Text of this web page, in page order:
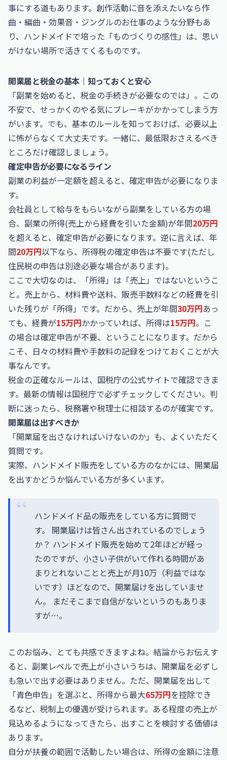
事にする道もあります。創作活動に音を添えたいなら作
曲・編曲・効果音・ジングルのお仕事のような分野もあ
り、ハンドメイドで培った「ものづくりの感性」は、思い
がけない場所で活きてくるものです。
開業届と税金の基本｜知っておくと安心
「副業を始めると、税金の手続きが必要なのでは」。この
不安で、せっかくのやる気にブレーキがかかってしまう方
がいます。でも、基本のルールを知っておけば、必要以上
に怖がらなくて大丈夫です。一緒に、最低限おさえるべき
ところだけ確認しましょう。
確定申告が必要になるライン
副業の利益が一定額を超えると、確定申告が必要になりま
す。
会社員として給与をもらいながら副業をしている方の場
合、副業の所得(売上から経費を引いた金額)が年間20万円
を超えると、確定申告が必要になります。逆に言えば、年
間20万円以下なら、所得税の確定申告は不要です(ただし
住民税の申告は別途必要な場合があります)。
ここで大切なのは、「所得」は「売上」ではないというこ
と。売上から、材料費や送料、販売手数料などの経費を引
いた残りが「所得」です。だから、売上が年間30万円あっ
ても、経費が15万円かかっていれば、所得は15万円。こ
の場合は確定申告が不要、ということになります。だから
こそ、日々の材料費や手数料の記録をつけておくことが大
事なんです。
税金の正確なルールは、国税庁の公式サイトで確認できま
す。最新の情報は国税庁で必ずチェックしてください。判
断に迷ったら、税務署や税理士に相談するのが確実です。
開業届は出すべきか
「開業届を出さなければいけないのか」も、よくいただく
質問です。
実際、ハンドメイド販売をしている方のなかには、開業届
を出すかどうか悩んでいる方が多くいます。
ハンドメイド品の販売をしている方に質問で
す。 開業届けは皆さん出されているのでしょう
か？ ハンドメイド販売を始めて2年ほどが経っ
たのですが、小さい子供がいて作れる時間があ
まりとれないことと売上が月10万（利益ではな
いです）ほどなので、開業届けを出していませ
ん。 まだそこまで自信がないというのもありま
すが…。
このお悩み、とても共感できますよね。結論からお伝えす
ると、副業レベルで売上が小さいうちは、開業届を必ずし
も急いで出す必要はありません。ただ、開業届を出して
「青色申告」を選ぶと、所得から最大65万円を控除でき
るなど、税制上の優遇が受けられます。ある程度の売上が
見込めるようになってきたら、出すことを検討する価値は
あります。
自分が扶養の範囲で活動したい場合は、所得の金額に注意